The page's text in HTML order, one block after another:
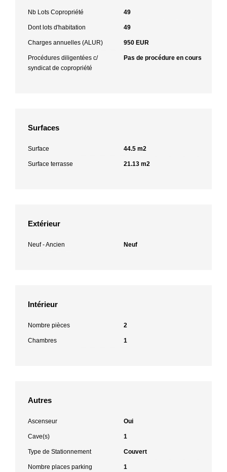
Nb Lots Copropriété 49
Dont lots d'habitation 49
Charges annuelles (ALUR) 950 EUR
Procédures diligentées c/
syndicat de copropriété
Pas de procédure en cours
Surfaces
Surface 44.5 m2
Surface terrasse 21.13 m2
Extérieur
Neuf - Ancien Neuf
Intérieur
Nombre pièces 2
Chambres 1
Autres
Ascenseur Oui
Cave(s) 1
Type de Stationnement Couvert
Nombre places parking 1